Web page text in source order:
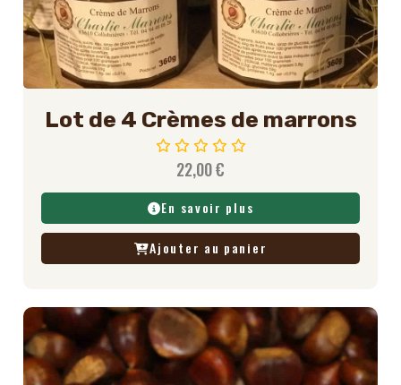
Lot de 4 Crèmes de marrons
22,00€
En savoir plus
Ajouter au panier